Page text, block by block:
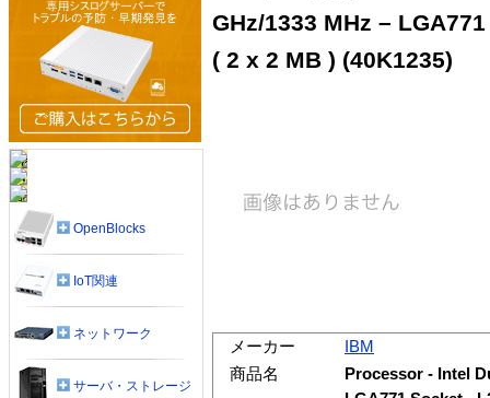
GHz/1333 MHz –
( 2 x 2 MB ) (40K1235)
メーカー
IBM
商品名
Processor - Intel
OpenBlocks
IoT関連
ネットワーク
サーバ・ストレージ